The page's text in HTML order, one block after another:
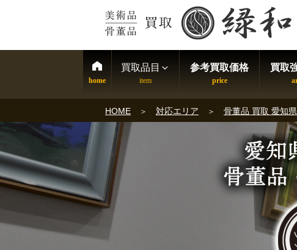
買取品目 参考買取価格 買取
HOME 対応エリア 骨董品 買取 愛知県